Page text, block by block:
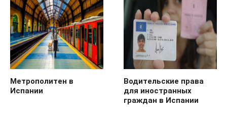
Метрополитен в
Испании
Водительские права
для иностранных
граждан в Испании